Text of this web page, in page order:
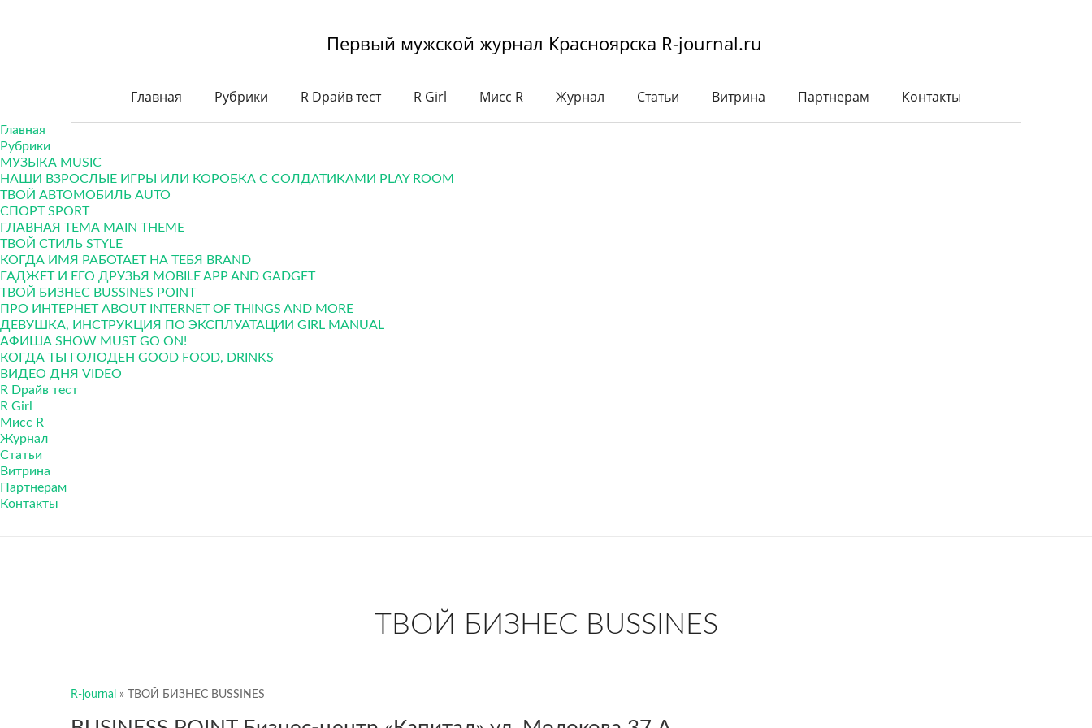
Первый мужской журнал Красноярска R-journal.ru
Главная Рубрики R Dрайв тест R Girl Мисс R Журнал Cтатьи Витрина Партнерам Контакты
Главная
Рубрики
МУЗЫКА MUSIC
НАШИ ВЗРОСЛЫЕ ИГРЫ ИЛИ КОРОБКА С СОЛДАТИКАМИ PLAY ROOM
ТВОЙ АВТОМОБИЛЬ AUTO
СПОРТ SPORT
ГЛАВНАЯ ТЕМА MAIN THEME
ТВОЙ СТИЛЬ STYLE
КОГДА ИМЯ РАБОТАЕТ НА ТЕБЯ BRAND
ГАДЖЕТ И ЕГО ДРУЗЬЯ MOBILE APP AND GADGET
ТВОЙ БИЗНЕС ВUSSINES POINT
ПРО ИНТЕРНЕТ ABOUT INTERNET OF THINGS AND MORE
ДЕВУШКА, ИНСТРУКЦИЯ ПО ЭКСПЛУАТАЦИИ GIRL MANUAL
АФИША SHOW MUST GO ON!
КОГДА ТЫ ГОЛОДЕН GOOD FOOD, DRINKS
ВИДЕО ДНЯ VIDEO
R Dрайв тест
R Girl
Мисс R
Журнал
Cтатьи
Витрина
Партнерам
Контакты
ТВОЙ БИЗНЕС ВUSSINES
R-journal » ТВОЙ БИЗНЕС ВUSSINES